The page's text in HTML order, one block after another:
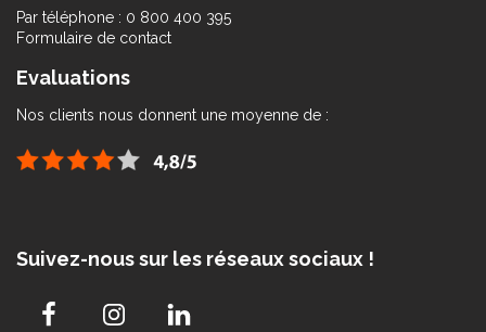
Par téléphone : 0 800 400 395
Formulaire de contact
Evaluations
Nos clients nous donnent une moyenne de :
Suivez-nous sur les réseaux sociaux !